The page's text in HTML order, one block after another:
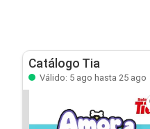
Catálogo Tia
Válido: 5 ago hasta 25 ago